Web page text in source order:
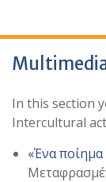
In this section
Intercultural
«Ένα